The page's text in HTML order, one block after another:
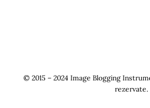
© 2015 – 2024 Image Blogging
rezervate.